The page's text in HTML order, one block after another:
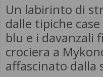
Un labirinto di
dalle tipiche
blu e i davanzali
crociera a
affascinato dalla